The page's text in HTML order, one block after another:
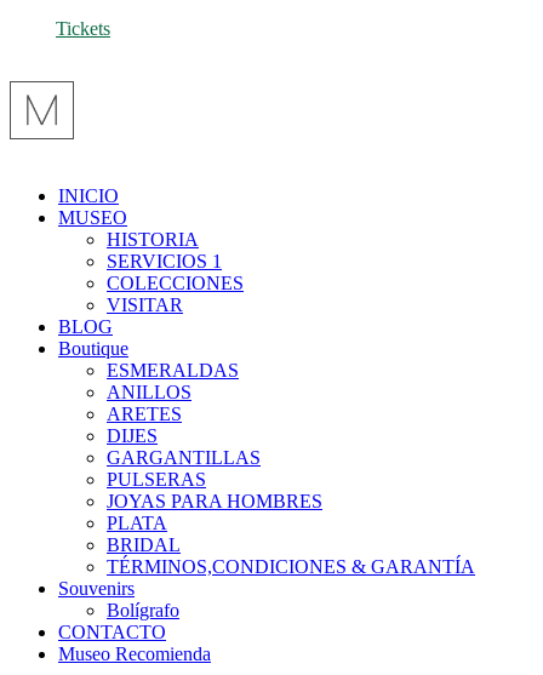
Tickets
INICIO
MUSEO
HISTORIA
SERVICIOS 1
COLECCIONES
VISITAR
BLOG
Boutique
ESMERALDAS
ANILLOS
ARETES
DIJES
GARGANTILLAS
PULSERAS
JOYAS PARA HOMBRES
PLATA
BRIDAL
TÉRMINOS,CONDICIONES & GARANTÍA
Souvenirs
Bolígrafo
CONTACTO
Museo Recomienda